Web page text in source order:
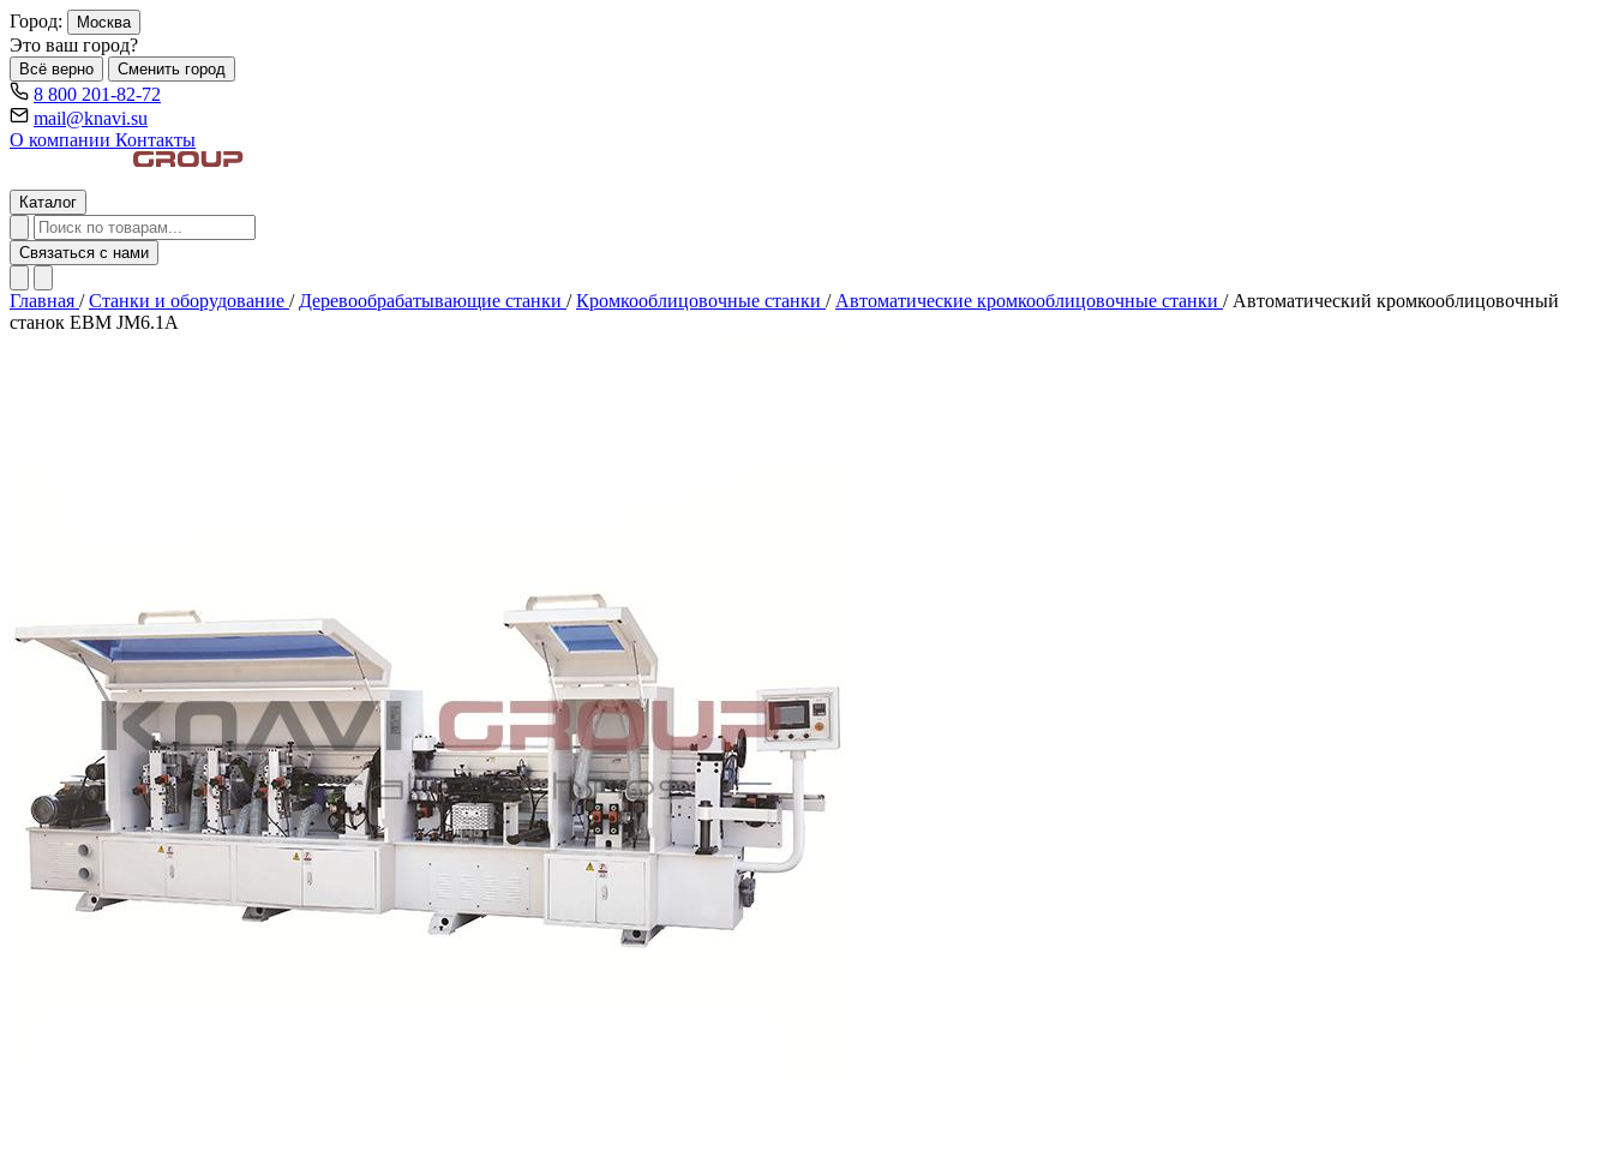
Город: Москва
Это ваш город?
Всё верно Сменить город
8 800 201-82-72
mail@knavi.su
О компании Контакты
Каталог
Связаться с нами
Главная / Станки и оборудование / Деревообрабатывающие станки / Кромкооблицовочные станки / Автоматические кромкооблицовочные станки / Автоматический кромкооблицовочный
станок EBM JM6.1А